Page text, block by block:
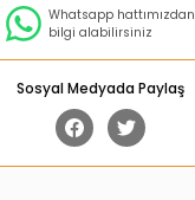
Whatsapp hattımızdan
bilgi alabilirsiniz
Sosyal Medyada Paylaş